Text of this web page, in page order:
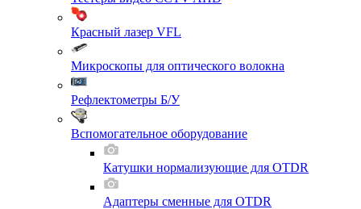
Красный лазер VFL
Микроскопы для оптического волокна
Рефлектометры Б/У
Вспомогательное оборудование
Катушки нормализующие для OTDR
Адаптеры сменные для OTDR